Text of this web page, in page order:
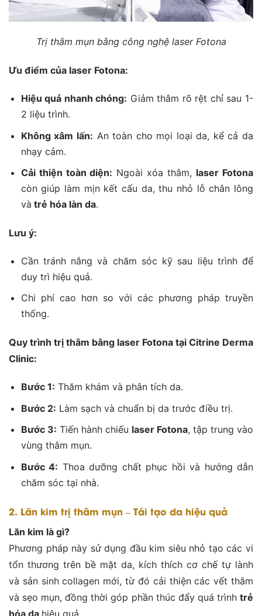
Trị thâm mụn bằng công nghệ laser Fotona
Ưu điểm của laser Fotona:
Hiệu quả nhanh chóng: Giảm thâm rõ rệt chỉ sau 1-
2 liệu trình.
Không xâm lấn: An toàn cho mọi loại da, kể cả da
nhạy cảm.
Cải thiện toàn diện: Ngoài xóa thâm, laser Fotona
còn giúp làm mịn kết cấu da, thu nhỏ lỗ chân lông
và trẻ hóa làn da.
Lưu ý:
Cần tránh nắng và chăm sóc kỹ sau liệu trình để
duy trì hiệu quả.
Chi phí cao hơn so với các phương pháp truyền
thống.
Quy trình trị thâm bằng laser Fotona tại Citrine Derma
Clinic:
Bước 1: Thăm khám và phân tích da.
Bước 2: Làm sạch và chuẩn bị da trước điều trị.
Bước 3: Tiến hành chiếu laser Fotona, tập trung vào
vùng thâm mụn.
Bước 4: Thoa dưỡng chất phục hồi và hướng dẫn
chăm sóc tại nhà.
2. Lăn kim trị thâm mụn – Tái tạo da hiệu quả
Lăn kim là gì?
Phương pháp này sử dụng đầu kim siêu nhỏ tạo các vi
tổn thương trên bề mặt da, kích thích cơ chế tự lành
và sản sinh collagen mới, từ đó cải thiện các vết thâm
và sẹo mụn, đồng thời góp phần thúc đẩy quá trình trẻ
hóa da hiệu quả.